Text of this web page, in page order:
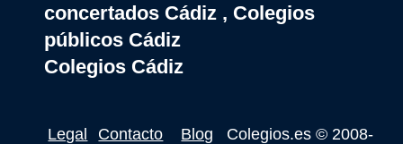
concertados Cádiz , Colegios
públicos Cádiz
Colegios Cádiz
Legal Contacto Blog Colegios.es © 2008-